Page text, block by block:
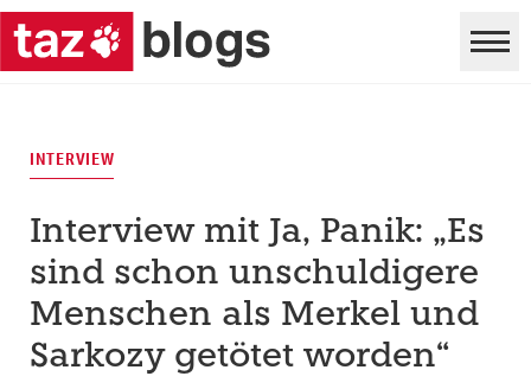
INTERVIEW
Interview mit Ja, Panik: „Es
sind schon unschuldigere
Menschen als Merkel und
Sarkozy getötet worden“